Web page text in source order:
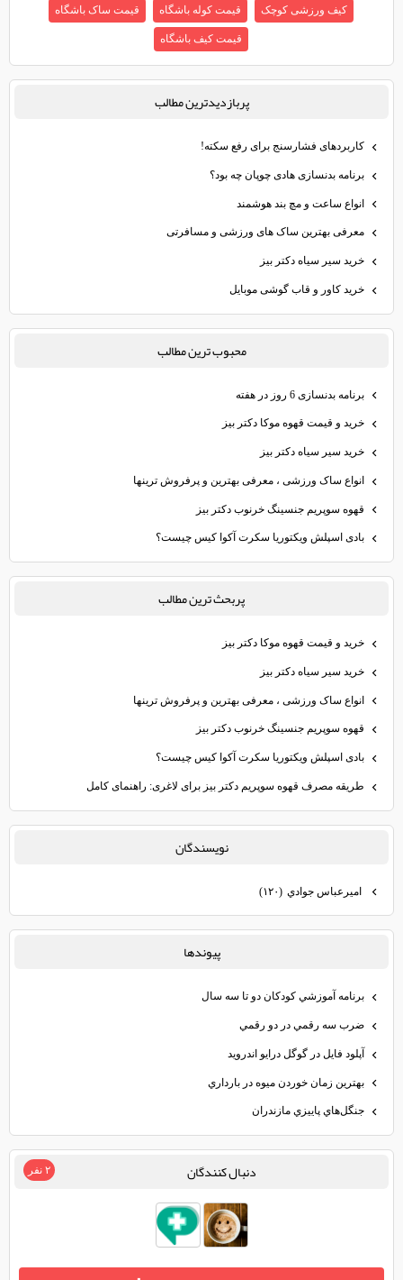
کیف ورزشی کوچک قیمت کوله باشگاه قیمت ساک باشگاه
قیمت کیف باشگاه
پربازديدترين مطالب
کاربردهای فشارسنج برای رفع سکته!
برنامه بدنسازی هادی چوپان چه بود؟
انواع ساعت و مچ‌ بند هوشمند
معرفی بهترین ساک های ورزشی و مسافرتی
خرید سیر سیاه دکتر بیز
خرید کاور و قاب گوشی موبایل
محبوب ترين مطالب
برنامه بدنسازی 6 روز در هفته
خرید و قیمت قهوه موکا دکتر بیز
خرید سیر سیاه دکتر بیز
انواع ساک ورزشی ، معرفی بهترین و پرفروش ترینها
قهوه سوپریم جنسینگ خرنوب دکتر بیز
بادی اسپلش ویکتوریا سکرت آکوا کیس چیست؟
پربحث ترين مطالب
خرید و قیمت قهوه موکا دکتر بیز
خرید سیر سیاه دکتر بیز
انواع ساک ورزشی ، معرفی بهترین و پرفروش ترینها
قهوه سوپریم جنسینگ خرنوب دکتر بیز
بادی اسپلش ویکتوریا سکرت آکوا کیس چیست؟
طریقه مصرف قهوه سوپریم دکتر بیز برای لاغری: راهنمای کامل
نويسندگان
اميرعباس جوادي (۱۲۰)
پيوندها
برنامه آموزشي كودكان دو تا سه سال
ضرب سه رقمي در دو رقمي
آپلود فايل در گوگل درايو اندرويد
بهترين زمان خوردن ميوه در بارداري
جنگل‌هاي پاييزي مازندران
دنبال كنندگان ۲ نفر